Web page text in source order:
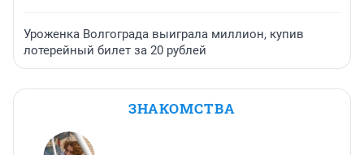
Уроженка Волгограда выиграла миллион, купив
лотерейный билет за 20 рублей
ЗНАКОМСТВА